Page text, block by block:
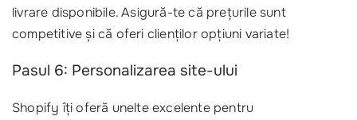
livrare disponibile. Asigură-te că prețurile sunt
competitive și că oferi clienților opțiuni variate!
Pasul 6: Personalizarea site-ului
Shopify îți oferă unelte excelente pentru